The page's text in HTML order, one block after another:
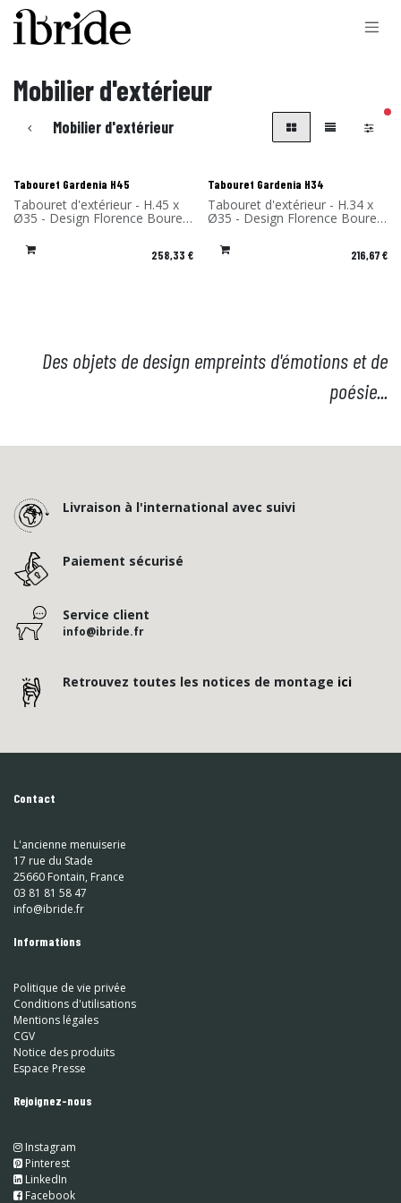
Se rendre au contenu
Mobilier d'extérieur
Mobilier d'extérieur
Tabouret Gardenia H45
Tabouret d'extérieur - H.45 x
Ø35 - Design Florence Bourel
- Matériau: Stratifié compact -
Fabriqué en France
258,33 €
Tabouret Gardenia H34
Tabouret d'extérieur - H.34 x
Ø35 - Design Florence Bourel
- Matériau: Stratifié compact -
Fabriqué en France
216,67€
Des objets de design empreints d'émotions et de
poésie...
Livraison à l'international avec suivi
Paiement sécurisé
Service client
info@ibride.fr
Retrouvez toutes les notices de montage ici
Contact
L'ancienne menuiserie
17 rue du Stade
25660 Fontain, France
03 81 81 58 47
info@ibride.fr
Informations
Politique de vie privée
Conditions d'utilisations
Mentions légales
CGV
Notice des produits
Espace Presse
Rejoignez-nous
Instagram
Pinterest
LinkedIn
​ Facebook